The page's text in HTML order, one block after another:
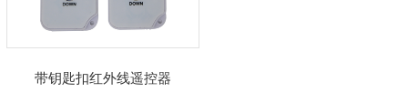
带钥匙扣红外线遥控器